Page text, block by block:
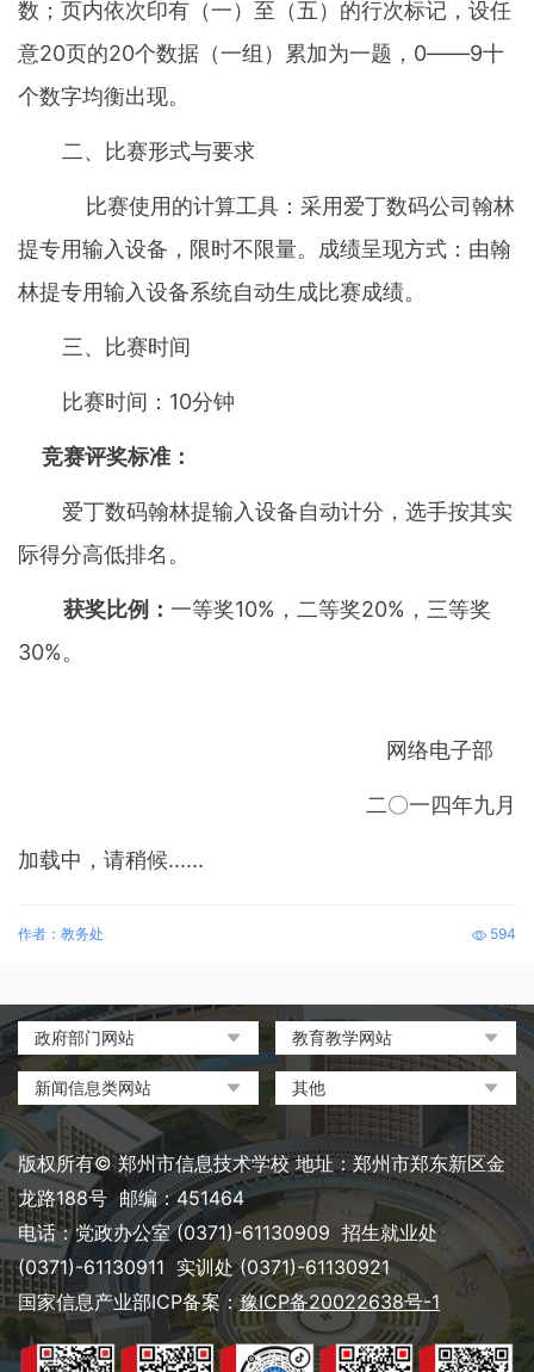
数；页内依次印有（一）至（五）的行次标记，设任
意20页的20个数据（一组）累加为一题，0――9十
个数字均衡出现。
二、比赛形式与要求
比赛使用的计算工具：采用爱丁数码公司翰林
提专用输入设备，限时不限量。成绩呈现方式：由翰
林提专用输入设备系统自动生成比赛成绩。
三、比赛时间
比赛时间：10分钟
竞赛评奖标准：
爱丁数码翰林提输入设备自动计分，选手按其实
际得分高低排名。
获奖比例： 一等奖10%，二等奖20%，三等奖
30%。
网络电子部
二〇一四年九月
加载中，请稍候......
作者：教务处 594
政府部门网站
中国政府网
河南省人民政府
郑州市人民政府
教育教学网站
教育部政府门户网站
中国职业教育与成人教育网
河南省教育厅
河南省职业教育与成人教育
网
郑州市教育局政务网
郑州教育信息网
新闻信息类网站
环球网
凤凰网
搜狐
网易
新浪
其他
中央电化教育馆
中国教育和科研计算机网
电脑报
大象网|河南网络广播电视台
版权所有© 郑州市信息技术学校 地址：郑州市郑东新区金
龙路188号 邮编：451464
电话：党政办公室 (0371)-61130909 招生就业处
(0371)-61130911 实训处 (0371)-61130921
国家信息产业部ICP备案：豫ICP备20022638号-1